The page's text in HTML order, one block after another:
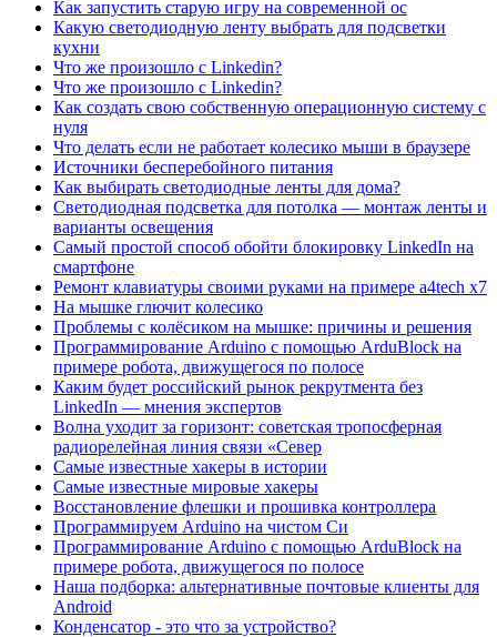
Как запустить старую игру на современной ос
Какую светодиодную ленту выбрать для подсветки
кухни
Что же произошло с Linkedin?
Что же произошло с Linkedin?
Как создать свою собственную операционную систему с
нуля
Что делать если не работает колесико мыши в браузере
Источники бесперебойного питания
Как выбирать светодиодные ленты для дома?
Светодиодная подсветка для потолка — монтаж ленты и
варианты освещения
Самый простой способ обойти блокировку LinkedIn на
смартфоне
Ремонт клавиатуры своими руками на примере a4tech x7
На мышке глючит колесико
Проблемы с колёсиком на мышке: причины и решения
Программирование Arduino с помощью ArduBloсk на
примере робота, движущегося по полосе
Каким будет российский рынок рекрутмента без
LinkedIn — мнения экспертов
Волна уходит за горизонт: советская тропосферная
радиорелейная линия связи «Север
Самые известные хакеры в истории
Самые известные мировые хакеры
Восстановление флешки и прошивка контроллера
Программируем Arduino на чистом Си
Программирование Arduino с помощью ArduBloсk на
примере робота, движущегося по полосе
Наша подборка: альтернативные почтовые клиенты для
Android
Конденсатор - это что за устройство?